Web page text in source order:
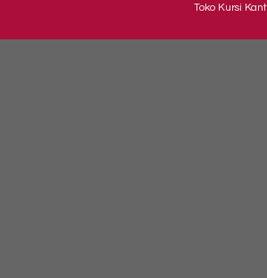
Toko Kursi